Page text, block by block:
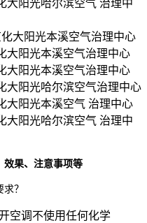
效果、注意事项等
？
空调不使用任何化学